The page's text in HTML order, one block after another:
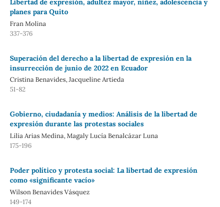
planes para Quito
Fran Molina
337-376
Superación del derecho a la libertad de expresión en la
insurrección de junio de 2022 en Ecuador
Cristina Benavides, Jacqueline Artieda
51-82
Gobierno, ciudadanía y medios: Análisis de la libertad de
expresión durante las protestas sociales
Lilia Arias Medina, Magaly Lucía Benalcázar Luna
175-196
Poder político y protesta social: La libertad de expresión
como «significante vacío»
Wilson Benavides Vásquez
149-174